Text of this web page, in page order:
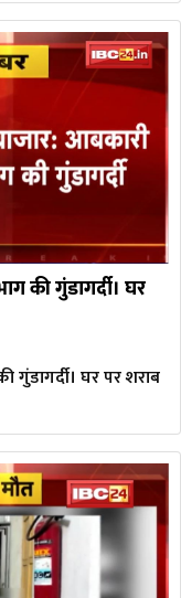
की गुंडागर्दी। घर
घर पर शराब